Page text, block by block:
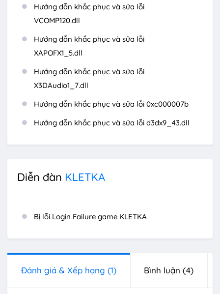
Hướng dẫn khắc phục và sửa lỗi
VCOMP120.dll
Hướng dẫn khắc phục và sửa lỗi
XAPOFX1_5.dll
Hướng dẫn khắc phục và sửa lỗi
X3DAudio1_7.dll
Hướng dẫn khắc phục và sửa lỗi 0xc000007b
Hướng dẫn khắc phục và sửa lỗi d3dx9_43.dll
Diễn đàn KLETKA
Bị lỗi Login Failure game KLETKA
Đánh giá & Xếp hạng (1) Bình luận (4)